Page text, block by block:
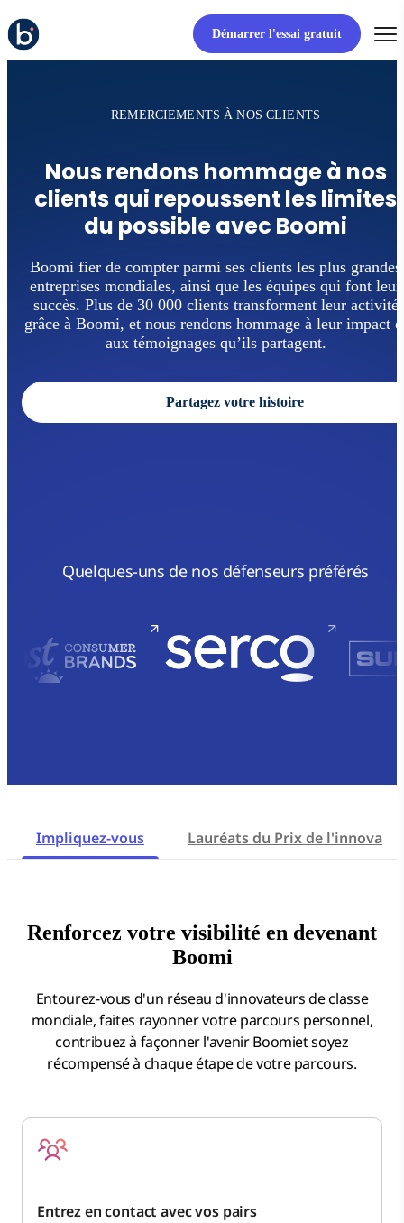
Démarrer l'essai gratuit
REMERCIEMENTS À NOS CLIENTS
Nous rendons hommage à nos
clients qui repoussent les limites
du possible avec Boomi
Boomi fier de compter parmi ses clients les plus grandes
entreprises mondiales, ainsi que les équipes qui font leur
succès. Plus de 30 000 clients transforment leur activité
grâce à Boomi, et nous rendons hommage à leur impact
aux témoignages qu’ils partagent.
Partagez votre histoire
Quelques-uns de nos défenseurs préférés
Impliquez-vous Lauréats du Prix de
Renforcez votre visibilité en devenant
Boomi
Entourez-vous d'un réseau d'innovateurs de classe
mondiale, faites rayonner votre parcours personnel,
contribuez à façonner l'avenir Boomiet soyez
récompensé à chaque étape de votre parcours.
Entrez en contact avec vos pairs